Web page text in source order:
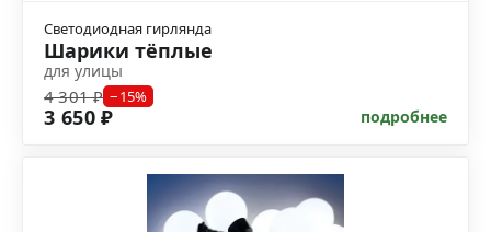
Светодиодная гирлянда
Шарики тёплые
для улицы
4 301 ₽ −15%
3 650 ₽ подробнее